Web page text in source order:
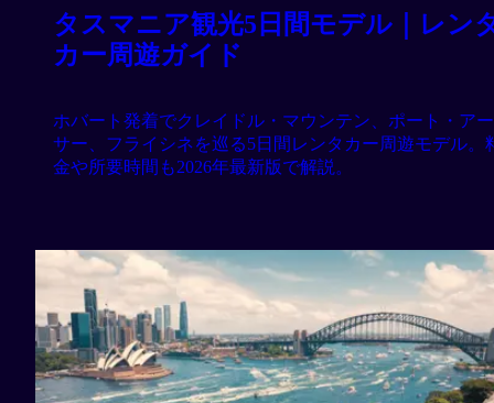
タスマニア観光5日間モデル｜レン
カー周遊ガイド
ホバート発着でクレイドル・マウンテン、ポート・アー
サー、フライシネを巡る5日間レンタカー周遊モデル。
金や所要時間も2026年最新版で解説。